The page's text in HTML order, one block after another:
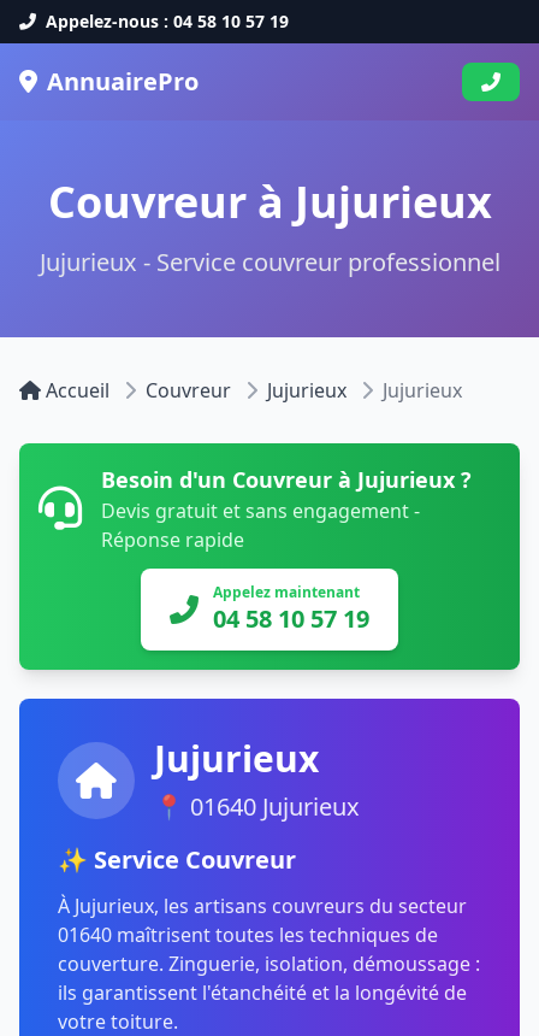
Appelez-nous : 04 58 10 57 19
AnnuairePro
Couvreur à Jujurieux
Jujurieux - Service couvreur professionnel
Accueil Couvreur Jujurieux Jujurieux
Besoin d'un Couvreur à Jujurieux ?
Devis gratuit et sans engagement -
Réponse rapide
Appelez maintenant
04 58 10 57 19
Jujurieux
📍 01640 Jujurieux
✨ Service Couvreur
À Jujurieux, les artisans couvreurs du secteur
01640 maîtrisent toutes les techniques de
couverture. Zinguerie, isolation, démoussage :
ils garantissent l'étanchéité et la longévité de
votre toiture.